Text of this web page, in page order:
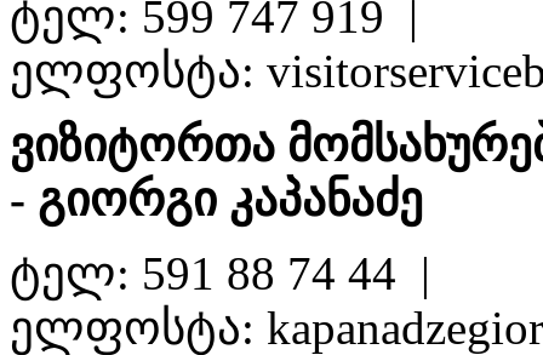
ტელ: 599 747 919 |
ელფოსტა:
ვიზიტორთა
- გიორგი კაპანაძე
ტელ: 591 88 74 44 |
ელფოსტა: